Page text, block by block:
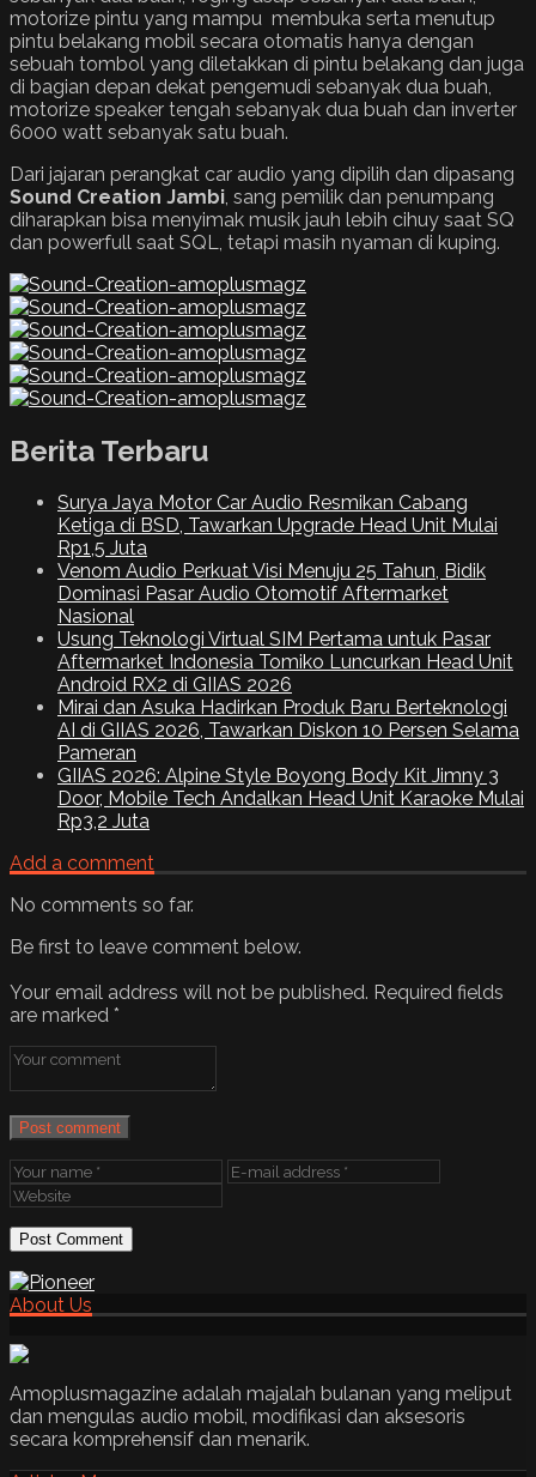
motorize pintu yang mampu membuka serta menutup
pintu belakang mobil secara otomatis hanya dengan
sebuah tombol yang diletakkan di pintu belakang dan juga
di bagian depan dekat pengemudi sebanyak dua buah,
motorize speaker tengah sebanyak dua buah dan inverter
6000 watt sebanyak satu buah.
Dari jajaran perangkat car audio yang dipilih dan dipasang
Sound Creation Jambi , sang pemilik dan penumpang
diharapkan bisa menyimak musik jauh lebih cihuy saat SQ
dan powerfull saat SQL, tetapi masih nyaman di kuping.
Berita Terbaru
Surya Jaya Motor Car Audio Resmikan Cabang
Ketiga di BSD, Tawarkan Upgrade Head Unit Mulai
Rp1,5 Juta
Venom Audio Perkuat Visi Menuju 25 Tahun, Bidik
Dominasi Pasar Audio Otomotif Aftermarket
Nasional
Usung Teknologi Virtual SIM Pertama untuk Pasar
Aftermarket Indonesia Tomiko Luncurkan Head Unit
Android RX2 di GIIAS 2026
Mirai dan Asuka Hadirkan Produk Baru Berteknologi
AI di GIIAS 2026, Tawarkan Diskon 10 Persen Selama
Pameran
GIIAS 2026: Alpine Style Boyong Body Kit Jimny 3
Door, Mobile Tech Andalkan Head Unit Karaoke Mulai
Rp3,2 Juta
Add a comment
No comments so far.
Be first to leave comment below.
Your email address will not be published. Required fields
are marked *
Post comment
About Us
Amoplusmagazine adalah majalah bulanan yang meliput
dan mengulas audio mobil, modifikasi dan aksesoris
secara komprehensif dan menarik.